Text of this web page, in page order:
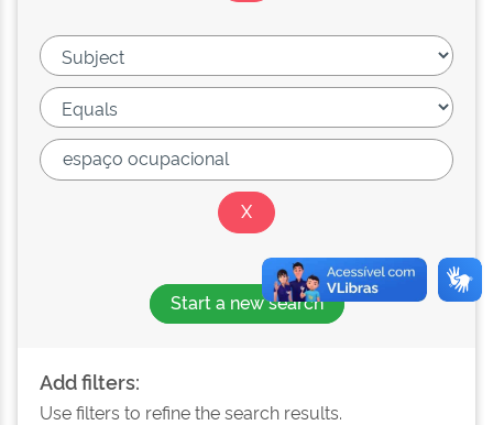
Start a new search
Add filters:
Use filters to refine the search results.